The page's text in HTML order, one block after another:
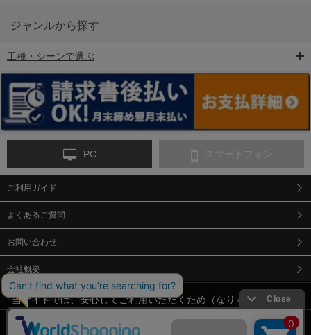
6-矢印板/LED矢印板
ンス
9-点字マット・タイ
12-安全ベスト 13-誘導灯・誘導棒・ 14-ライフジャケット
ジャンルから探す
工種・シーンで選ぶ
PC スマートフォン
ご利用ガイド
よくあるご質問
お問い合わせ
会社概要
特定商取引法に基づく表示
個人情報保護方針
当サイトでは、安心してご利用いただくため（なりすまし防止
等）、またサイトの利便性向上のため、クッキー(Cookie)を使用
しています。 サイトのクッキー(Cookie)の使用に関しては、「プ